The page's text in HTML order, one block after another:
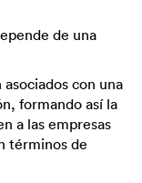
de una
con una
formando así la
a las empresas
términos de